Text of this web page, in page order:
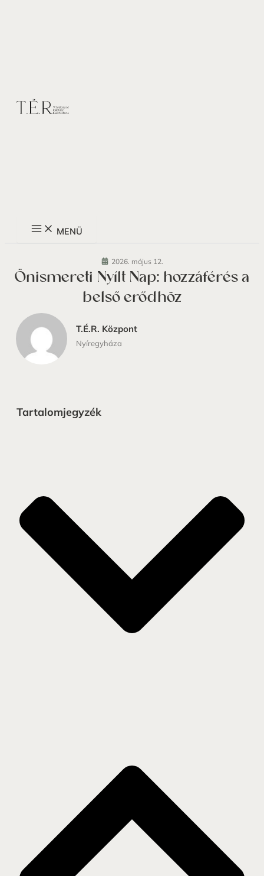
MENÜ
2026. május 12.
Önismereti Nyílt Nap: hozzáférés a
belső erődhöz
T.É.R. Központ
Nyíregyháza
Tartalomjegyzék